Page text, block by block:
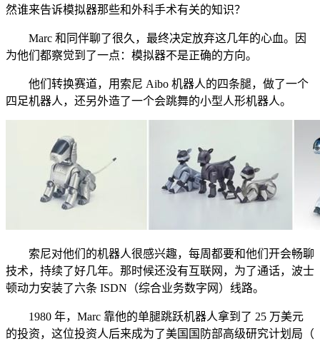
然谁来告诉模拟器那些和外科手术有关的知识？
Marc 和同伴聊了很久，最终决定放弃这几年的心血。因
为他们都察觉到了一点：模拟器不是正确的方向。
他们转换赛道，用索尼 Aibo 机器人的四条腿，做了一个
四足机器人，还另外造了一个会跳舞的小型人形机器人。
索尼对他们的机器人很感兴趣，每周都要和他们开会畅聊
技术，持续了好几年。那时候还没有互联网，为了通话，波士
顿动力安装了六条 ISDN（综合业务数字网）线路。
1980 年，Marc 靠他的单腿跳跃机器人拿到了 25 万美元
的投资，这位投资人后来成为了美国国防部高级研究计划局（